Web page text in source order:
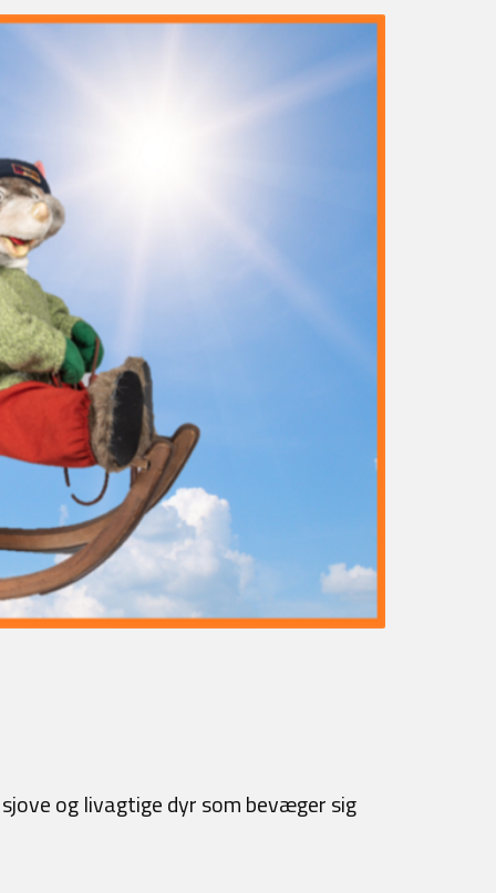
og livagtige dyr som bevæger sig